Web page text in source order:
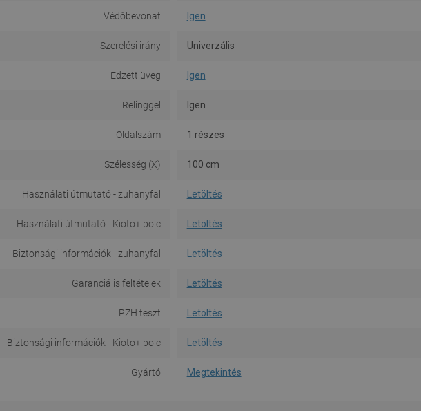
Védőbevonat Igen
Szerelési irány Univerzális
Edzett üveg Igen
Relinggel Igen
Oldalszám 1 részes
Szélesség (X) 100 cm
Használati útmutató - zuhanyfal Letöltés
Használati útmutató - Kioto+ polc Letöltés
Biztonsági információk - zuhanyfal Letöltés
Garanciális feltételek Letöltés
PZH teszt Letöltés
Biztonsági információk - Kioto+ polc Letöltés
Gyártó Megtekintés